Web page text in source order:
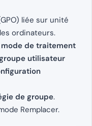
liée sur unité
ordinateurs.
de traitement
utilisateur
de groupe.
Remplacer.